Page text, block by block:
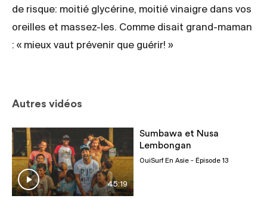
de risque: moitié glycérine, moitié vinaigre dans vos
oreilles et massez-les. Comme disait grand-maman
: « mieux vaut prévenir que guérir! »
Autres vidéos
45:19
Sumbawa et Nusa
Lembongan
OuiSurf En Asie - Épisode 13